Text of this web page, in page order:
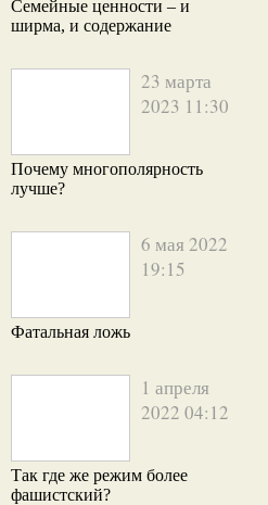
Семейные ценности – и
ширма, и содержание
23 марта
2023 11:30
Почему многополярность
лучше?
6 мая 2022
19:15
Фатальная ложь
1 апреля
2022 04:12
Так где же режим более
фашистский?